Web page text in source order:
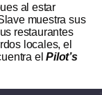
al estar
muestra sus
restaurantes
locales, el
elPilot’s